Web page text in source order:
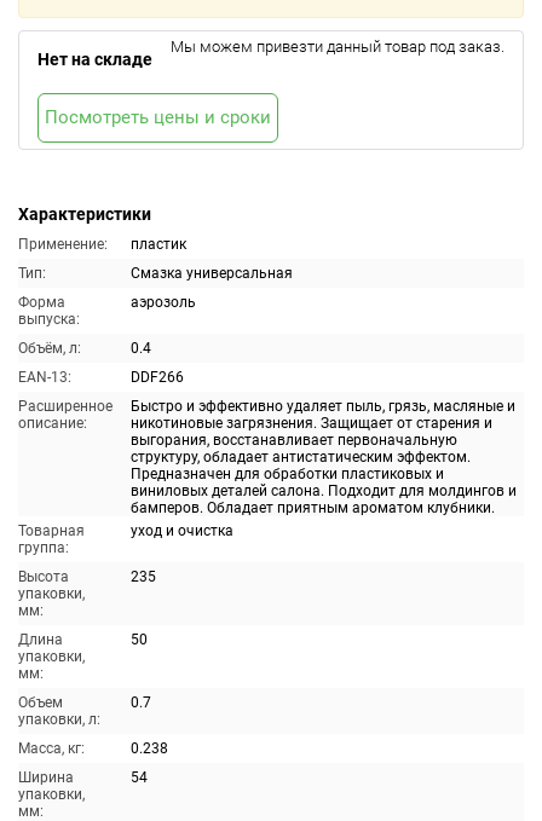
Характеристики
Применение:
пластик
Тип:
Смазка универсальная
Форма
выпуска:
аэрозоль
Объём, л:
0.4
EAN-13:
DDF266
Расширенное
описание:
Быстро и эффективно удаляет пыль, грязь, масляные и
никотиновые загрязнения. Защищает от старения и
выгорания, восстанавливает первоначальную
структуру, обладает антистатическим эффектом.
Предназначен для обработки пластиковых и
виниловых деталей салона. Подходит для молдингов и
бамперов. Обладает приятным ароматом клубники.
Товарная
группа:
уход и очистка
Высота
упаковки,
мм:
235
Длина
упаковки,
мм:
50
Объем
упаковки, л:
0.7
Масса, кг:
0.238
Ширина
упаковки,
мм:
54
Нет на складе
Мы можем привезти данный товар под заказ.
Посмотреть цены и сроки